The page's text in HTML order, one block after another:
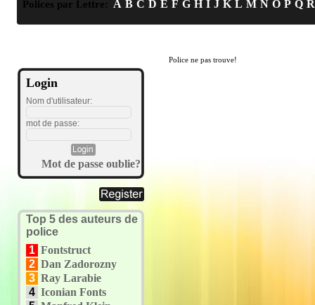
Polices par Lettre: A B C D E F G H I J K L M N O P Q R
Login
Nom d'utilisateur:
mot de passe:
Mot de passe oublie?
Top 5 des auteurs de
police
1 Fontstruct
2 Dan Zadorozny
3 Ray Larabie
4 Iconian Fonts
Police ne pas trouve!